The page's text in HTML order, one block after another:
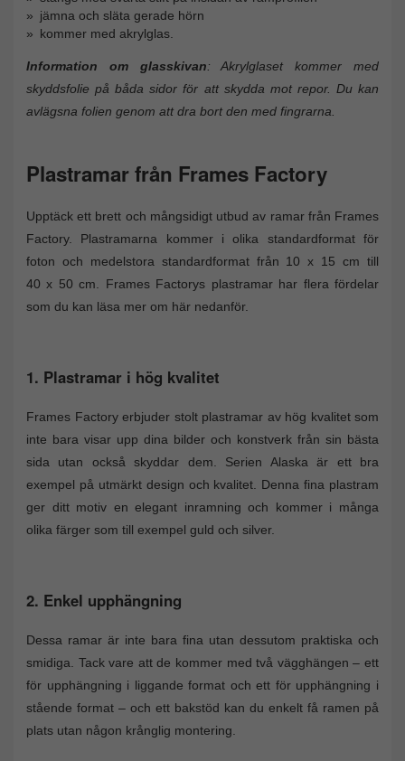
jämna och släta gerade hörn
kommer med akrylglas.
Information om glasskivan: Akrylglaset kommer med
skyddsfolie på båda sidor för att skydda mot repor. Du kan
avlägsna folien genom att dra bort den med fingrarna.
Plastramar från Frames Factory
Upptäck ett brett och mångsidigt utbud av ramar från Frames
Factory. Plastramarna kommer i olika standardformat för
foton och medelstora standardformat från 10 x 15 cm till
40 x 50 cm. Frames Factorys plastramar har flera fördelar
som du kan läsa mer om här nedanför.
1. Plastramar i hög kvalitet
Frames Factory erbjuder stolt plastramar av hög kvalitet som
inte bara visar upp dina bilder och konstverk från sin bästa
sida utan också skyddar dem. Serien Alaska är ett bra
exempel på utmärkt design och kvalitet. Denna fina plastram
ger ditt motiv en elegant inramning och kommer i många
olika färger som till exempel guld och silver.
2. Enkel upphängning
Dessa ramar är inte bara fina utan dessutom praktiska och
smidiga. Tack vare att de kommer med två vägghängen – ett
för upphängning i liggande format och ett för upphängning i
stående format – och ett bakstöd kan du enkelt få ramen på
plats utan någon krånglig montering.